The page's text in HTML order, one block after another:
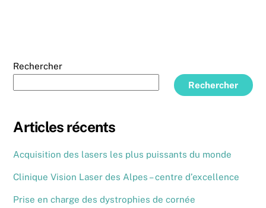
Rechercher
Rechercher
Articles récents
Acquisition des lasers les plus puissants du monde
Clinique Vision Laser des Alpes – centre d’excellence
Prise en charge des dystrophies de cornée